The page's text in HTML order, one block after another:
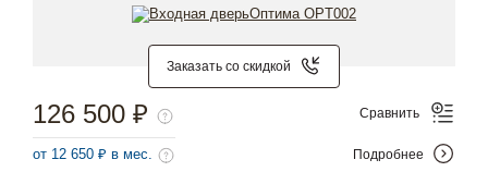
Заказать со скидкой
126 500 ₽
от 12 650 ₽ в мес.
Сравнить
Подробнее